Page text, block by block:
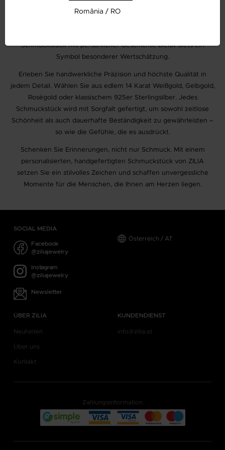
für einen Freund oder als bleibende Erinnerung für ein
Schmuckstück mit persönlicher Geschichte bleibt stets ein
Symbol besonderer Wertschätzung.
Erleben Sie handwerkliche Präzision und höchste Qualität in
jedem Detail. Wählen Sie aus edlem 14 Karat Weißgold, Gelbgold,
Roségold oder klassischem 925er Sterlingsilber. Jedes
Schmuckstück wird mit Sorgfalt gefertigt, um sowohl zeitlose
Schönheit als auch dauerhafte Beständigkeit zu gewährleisten –
so wie die Gefühle, die es ausdrückt.
Schenken Sie Erinnerungen, nicht nur Schmuck. Mit einem
personalisierten, handgefertigten Schmuckstück von ZILIA
setzen Sie ein stilvolles Zeichen und schaffen unvergessliche
Momente für die Menschen, die Ihnen am Herzen liegen.
SOCIAL MEDIA
Facebook
@ziliajewelry
Instagram
@ziliajewelry
Newsletter
Österreich / AT
ÜBER ZILIA
Neuheiten
Über uns
Kontakt
KUNDENDIENST
info@zilia.at
Zahlungsinformation
România / RO